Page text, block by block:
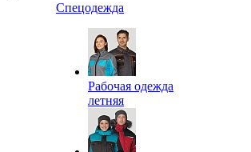
Спецодежда
Рабочая одежда
летняя